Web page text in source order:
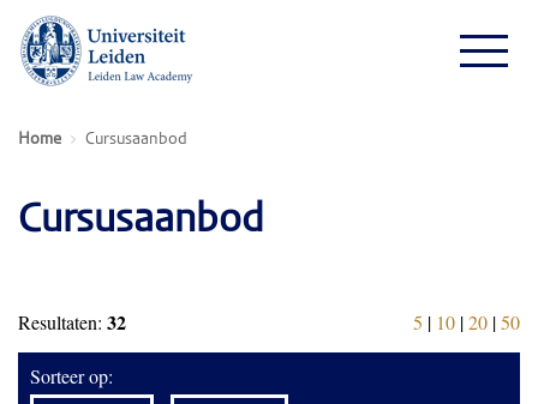
Home Cursusaanbod
Cursusaanbod
Resultaten: 32 5 | 10 |20 |50
Sorteer op: